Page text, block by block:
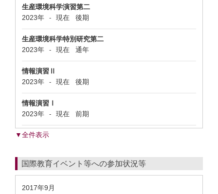
生産環境科学演習第二
2023年
- 現在 後期
生産環境科学特別研究第二
2023年
- 現在 通年
情報演習Ⅱ
2023年
- 現在 後期
情報演習Ⅰ
2023年
- 現在 前期
▼全件表示
国際教育イベント等への参加状況等
2017年9月